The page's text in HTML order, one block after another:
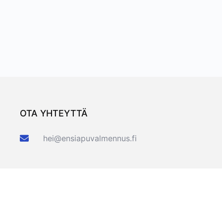
OTA YHTEYTTÄ
hei@ensiapuvalmennus.fi